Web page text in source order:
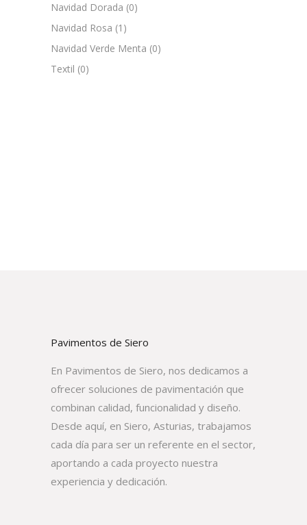
Navidad Dorada (0)
Navidad Rosa (1)
Navidad Verde Menta (0)
Textil (0)
Pavimentos de Siero
En Pavimentos de Siero, nos dedicamos a
ofrecer soluciones de pavimentación que
combinan calidad, funcionalidad y diseño.
Desde aquí, en Siero, Asturias, trabajamos
cada día para ser un referente en el sector,
aportando a cada proyecto nuestra
experiencia y dedicación.